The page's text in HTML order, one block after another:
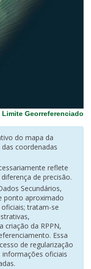
Limite Georreferenciado
do mapa da
coordenadas
reflete
de precisão.
Secundários,
ponto aproximado
tratam-se
criação da RPPN,
Essa
de regularização
oficiais